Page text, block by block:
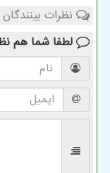
نظرات
لطفا شما هم